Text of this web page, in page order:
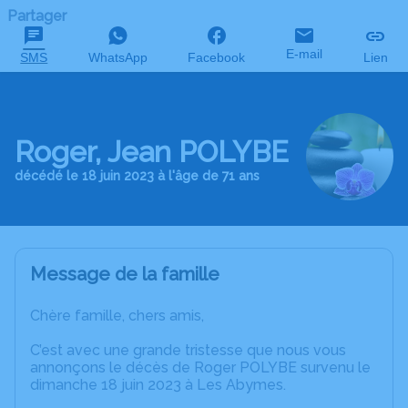
Partager
SMS WhatsApp Facebook E-mail Lien
Roger, Jean POLYBE
décédé le 18 juin 2023 à l'âge de 71 ans
Message de la famille
Chère famille, chers amis,
C’est avec une grande tristesse que nous vous
annonçons le décès de Roger POLYBE survenu le
dimanche 18 juin 2023 à Les Abymes.